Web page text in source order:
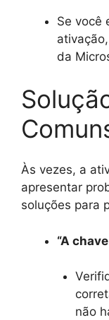
Se você
da
Às vezes, a
apresentar
soluções para
“A
não